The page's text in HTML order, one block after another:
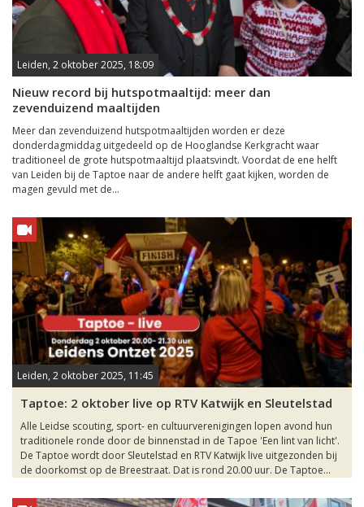
Leiden, 2 oktober 2025, 18:09
Nieuw record bij hutspotmaaltijd: meer dan
zevenduizend maaltijden
Meer dan zevenduizend hutspotmaaltijden worden er deze
donderdagmiddag uitgedeeld op de Hooglandse Kerkgracht waar
traditioneel de grote hutspotmaaltijd plaatsvindt. Voordat de ene helft
van Leiden bij de Taptoe naar de andere helft gaat kijken, worden de
magen gevuld met de...
Leiden, 2 oktober 2025, 11:45
Taptoe: 2 oktober live op RTV Katwijk en Sleutelstad
Alle Leidse scouting, sport- en cultuurverenigingen lopen avond hun
traditionele ronde door de binnenstad in de Tapoe 'Een lint van licht'.
De Taptoe wordt door Sleutelstad en RTV Katwijk live uitgezonden bij
de doorkomst op de Breestraat. Dat is rond 20.00 uur. De Taptoe...